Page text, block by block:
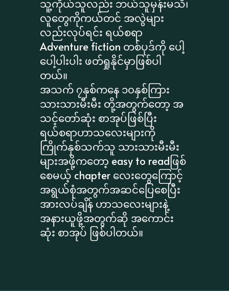
သူ့ကိုယ်သူလည်း ဘယ်သူမှန်းမသိ၊
လူတွေကိုကယ်တင် အလွဲများ
လည်းလုပ်ရင်း ရယ်စရာ
Adventure fiction တစ်ပုဒ်ကို ပေါ့
ပေါ့ပါးပါး ဖတ်ရှုနိုင်မှာဖြစ်ပါ
တယ်။
အသက် ၇နှစ်ကနေ ၁၀နှစ်ကြား
သားသားမီးမီး တို့အတွက်တော့ အ
သင့်တော်ဆုံး စာအုပ်ဖြစ်ပြီး
ရယ်စရာဟာသလေးများကို
ကြိုက်နှစ်သက်သူ သားသားမီးမီး
များအဖို့ကတော့ easy to readဖြစ်
စေမယ့် chapter လေးတွေကြောင့်
အရွယ်စုံအတွက်အဆင်ပြေစေပြီး
အားလပ်ချိန် ဟာသလေးများနဲ့
အနားယူဖို့အတွက်ဆို အကောင်း
ဆုံး စာအုပ် ဖြစ်ပါတယ်။